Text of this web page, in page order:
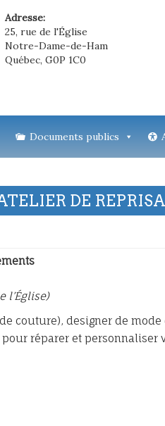
Adresse:
25, rue de l'Église
Notre-Dame-de-Ham
Québec, G0P 1C0
Documents publics
DE
l’Église)
couture), designer de mode
réparer et personnaliser